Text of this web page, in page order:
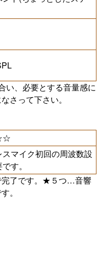
い、必要とする音量感に
さって下さい。
スマイク初回の周波数設
す。
了です。★５つ…音響
。